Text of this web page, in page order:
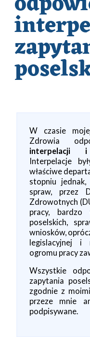
W czasie
Zdrowia
interpelacji
Interpelacje
właściwe
stopniu
spraw, przez
Zdrowotnych
pracy, bardzo
poselskich,
wniosków,
legislacyjnej i
ogromu pracy
Wszystkie
zapytania
zgodnie z
przeze mnie
podpisywane.